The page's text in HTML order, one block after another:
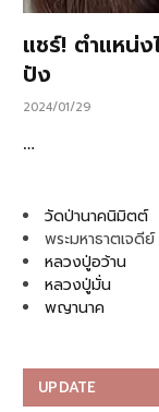
แชร์! ตำแหน่
ปัง
2024/01/29
…
วัดป่านาคนิมิตต์
พระมหาธาตเจดีย์
หลวงปู่อว้าน
หลวงปู่มั่น
พญานาค
UPDATE